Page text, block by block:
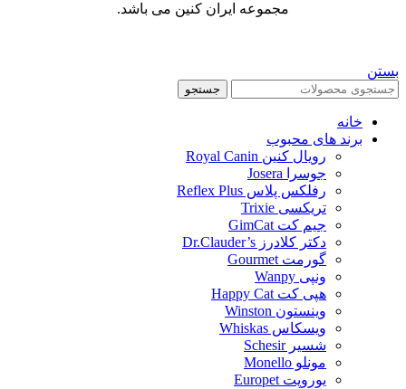
مجموعه ایران کنین می باشد.
بستن
جستجو
خانه
برند های محبوب
رویال کنین Royal Canin
جوسرا Josera
رفلکس پلاس Reflex Plus
تریکسی Trixie
جیم کت GimCat
دکتر کلادرز Dr.Clauder’s
گورمت Gourmet
ونپی Wanpy
هپی کت Happy Cat
وینستون Winston
ویسکاس Whiskas
شسیر Schesir
مونلو Monello
یوروپت Europet